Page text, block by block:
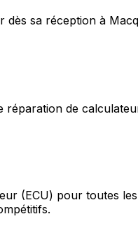
sa réception à
réparation de
(ECU) pour toutes